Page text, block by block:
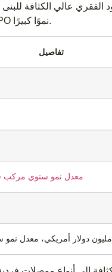
مسبقًا، وتربط المفاتيح ولوحات التوزيع بكفاءة. يُظهر سوق الكابلات الرئيسية MPO نموًا كبيرًا.
تفاصيل
معدل نمو سنوي مركب قدره
مليون دولار أمريكي، معدل نمو سنوي